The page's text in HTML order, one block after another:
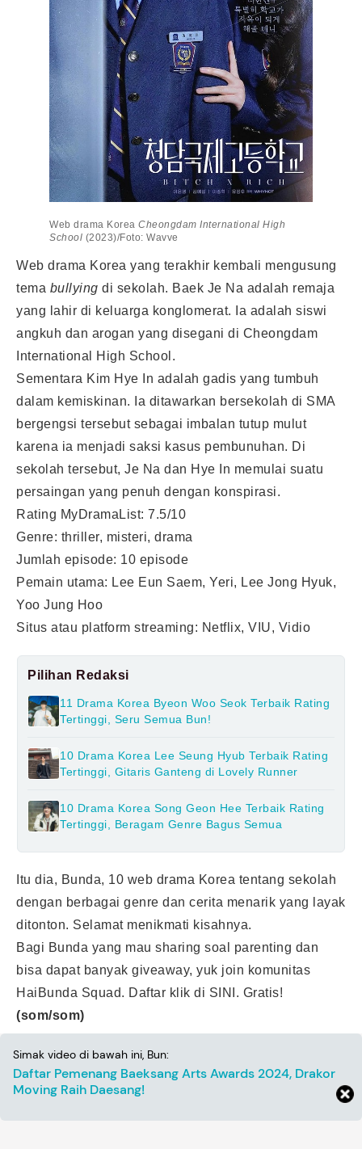
Web drama Korea Cheongdam International High
School (2023)/Foto: Wavve
Web drama Korea yang terakhir kembali mengusung
tema bullying di sekolah. Baek Je Na adalah remaja
yang lahir di keluarga konglomerat. Ia adalah siswi
angkuh dan arogan yang disegani di Cheongdam
International High School.
Sementara Kim Hye In adalah gadis yang tumbuh
dalam kemiskinan. Ia ditawarkan bersekolah di SMA
bergengsi tersebut sebagai imbalan tutup mulut
karena ia menjadi saksi kasus pembunuhan. Di
sekolah tersebut, Je Na dan Hye In memulai suatu
persaingan yang penuh dengan konspirasi.
Rating MyDramaList: 7.5/10
Genre: thriller, misteri, drama
Jumlah episode: 10 episode
Pemain utama: Lee Eun Saem, Yeri, Lee Jong Hyuk,
Yoo Jung Hoo
Situs atau platform streaming: Netflix, VIU, Vidio
Pilihan Redaksi
11 Drama Korea Byeon Woo Seok Terbaik Rating
Tertinggi, Seru Semua Bun!
10 Drama Korea Lee Seung Hyub Terbaik Rating
Tertinggi, Gitaris Ganteng di Lovely Runner
10 Drama Korea Song Geon Hee Terbaik Rating
Tertinggi, Beragam Genre Bagus Semua
Itu dia, Bunda, 10 web drama Korea tentang sekolah
dengan berbagai genre dan cerita menarik yang layak
ditonton. Selamat menikmati kisahnya.
Bagi Bunda yang mau sharing soal parenting dan
bisa dapat banyak giveaway, yuk join komunitas
HaiBunda Squad. Daftar klik di SINI . Gratis!
(som/som)
Simak video di bawah ini, Bun:
Daftar Pemenang Baeksang Arts Awards 2024, Drakor
Moving Raih Daesang!